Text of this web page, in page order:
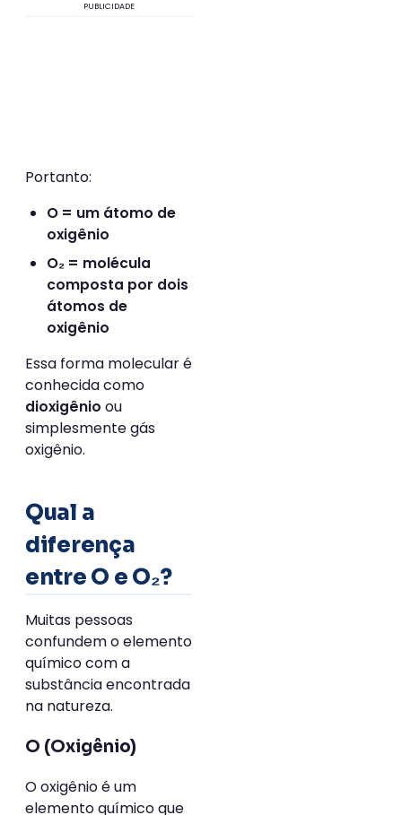
PUBLICIDADE
Portanto:
O = um átomo de
oxigênio
O₂ = molécula
composta por dois
átomos de
oxigênio
Essa forma molecular é
conhecida como
dioxigênio ou
simplesmente gás
oxigênio.
Qual a
diferença
entre O e O₂?
Muitas pessoas
confundem o elemento
químico com a
substância encontrada
na natureza.
O (Oxigênio)
O oxigênio é um
elemento químico que